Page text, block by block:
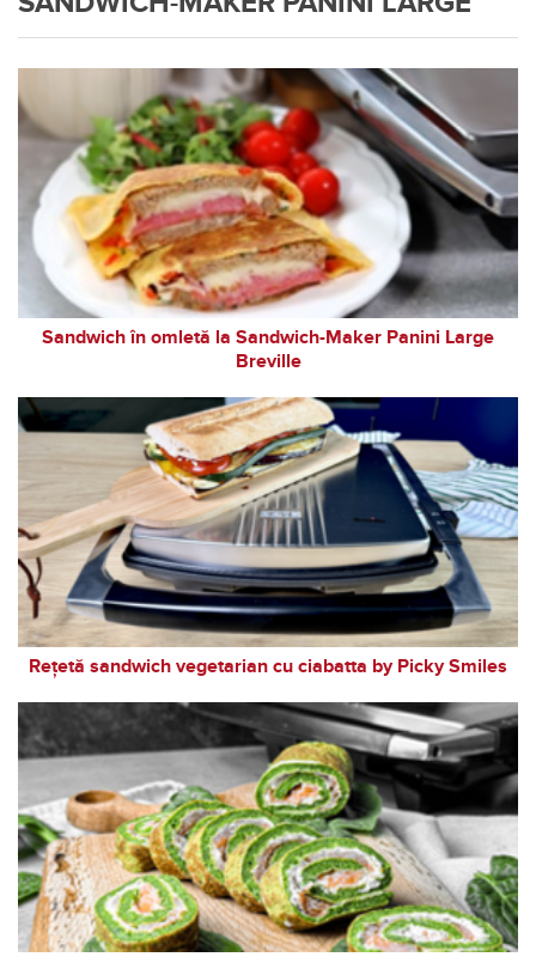
Sandwich în omletă la Sandwich-Maker Panini Large
Breville
Rețetă sandwich vegetarian cu ciabatta by Picky Smiles